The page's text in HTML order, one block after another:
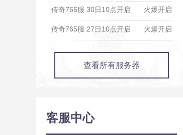
火爆开启
传奇766服 30日10点开启
火爆开启
传奇765服 27日10点开启
查看所有服务器
客服中心